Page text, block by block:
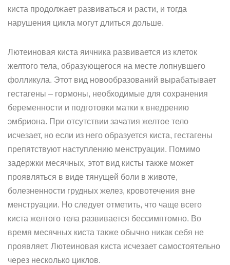
киста продолжает развиваться и расти, и тогда
нарушения цикла могут длиться дольше.
Лютеиновая киста яичника развивается из клеток
желтого тела, образующегося на месте лопнувшего
фолликула. Этот вид новообразований вырабатывает
гестагены – гормоны, необходимые для сохранения
беременности и подготовки матки к внедрению
эмбриона. При отсутствии зачатия желтое тело
исчезает, но если из него образуется киста, гестагены
препятствуют наступлению менструации. Помимо
задержки месячных, этот вид кисты также может
проявляться в виде тянущей боли в животе,
болезненности грудных желез, кровотечения вне
менструации. Но следует отметить, что чаще всего
киста желтого тела развивается бессимптомно. Во
время месячных киста также обычно никак себя не
проявляет. Лютеиновая киста исчезает самостоятельно
через несколько циклов.